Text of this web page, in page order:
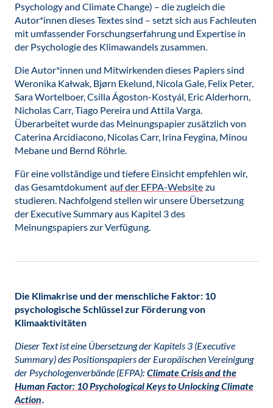
Psychology and Climate Change) – die zugleich die
Autor*innen dieses Textes sind – setzt sich aus Fachleuten
mit umfassender Forschungserfahrung und Expertise in
der Psychologie des Klimawandels zusammen.
Die Autor*innen und Mitwirkenden dieses Papiers sind
Weronika Kałwak, Bjørn Ekelund, Nicola Gale, Felix Peter,
Sara Wortelboer, Csilla Ágoston-Kostyál, Eric Alderhorn,
Nicholas Carr, Tiago Pereira und Attila Varga.
Überarbeitet wurde das Meinungspapier zusätzlich von
Caterina Arcidiacono, Nicolas Carr, Irina Feygina, Minou
Mebane und Bernd Röhrle.
Für eine vollständige und tiefere Einsicht empfehlen wir,
das Gesamtdokument auf der EFPA-Website zu
studieren. Nachfolgend stellen wir unsere Übersetzung
der Executive Summary aus Kapitel 3 des
Meinungspapiers zur Verfügung.
Die Klimakrise und der menschliche Faktor: 10
psychologische Schlüssel zur Förderung von
Klimaaktivitäten
Dieser Text ist eine Übersetzung der Kapitels 3 (Executive
Summary) des Positionspapiers der Europäischen Vereinigung
der Psychologenverbände (EFPA): Climate Crisis and the
Human Factor: 10 Psychological Keys to Unlocking Climate
Action.